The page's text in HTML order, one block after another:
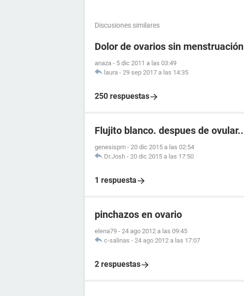
Discusiones similares
Dolor de ovarios sin menstruación
anaza - 5 dic 2011 a las 03:49
laura - 29 sep 2017 a las 14:35
250 respuestas
Flujito blanco. despues de ovular..
genesispm - 20 dic 2015 a las 02:54
Dr.Josh - 20 dic 2015 a las 17:50
1 respuesta
pinchazos en ovario
elena79 - 24 ago 2012 a las 09:45
c-salinas - 24 ago 2012 a las 17:07
2 respuestas